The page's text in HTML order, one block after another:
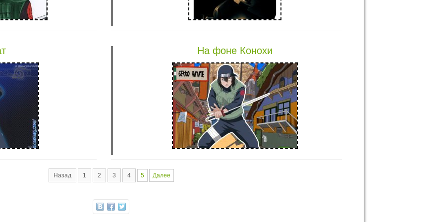
На фоне Конохи
Назад 1 2 3 4 5 Далее